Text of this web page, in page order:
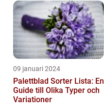
09 januari 2024
Palettblad Sorter Lista: En
Guide till Olika Typer och
Variationer